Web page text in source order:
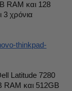
RAM και 128
3 χρόνια
thinkpad-
Latitude 7280
RAM και 512GB